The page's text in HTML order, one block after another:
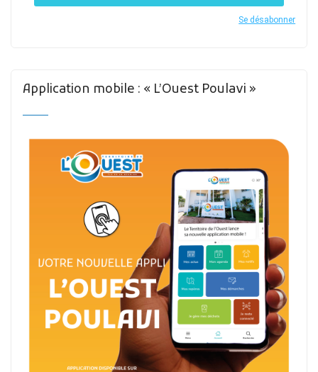
Se désabonner
Application mobile : « L’Ouest Poulavi »